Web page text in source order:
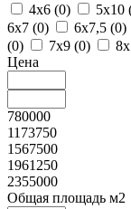
4х6 (0) 5х10
6х7 (0) 6х7,5 (0)
(0) 7х9 (0)
Цена
780000
1173750
1567500
1961250
2355000
Общая площадь м2